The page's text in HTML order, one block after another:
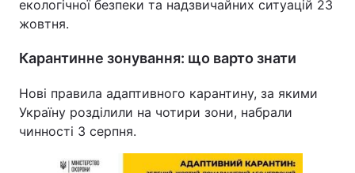
екологічної безпеки та надзвичайних ситуацій 23
жовтня.
Карантинне зонування: що варто знати
Нові правила адаптивного карантину, за якими
Україну розділили на чотири зони, набрали
чинності 3 серпня.